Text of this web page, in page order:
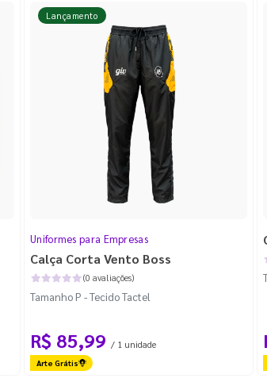
Lançamento
Uniformes para Empresas
Calça Corta Vento Boss
(0 avaliações)
Tamanho P - Tecido Tactel
R$ 85,99 / 1 unidade
Arte Grátis